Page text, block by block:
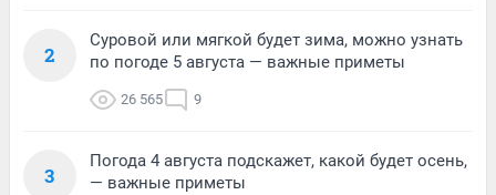
2
Суровой или мягкой будет зима, можно узнать
по погоде 5 августа — важные приметы
26 565 9
3
Погода 4 августа подскажет, какой будет осень,
— важные приметы